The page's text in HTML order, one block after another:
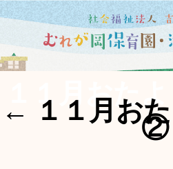
１１月おた
← １１月お
②